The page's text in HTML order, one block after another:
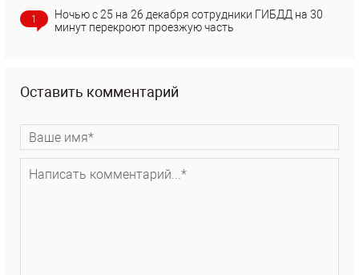
1
Ночью с 25 на 26 декабря сотрудники ГИБДД на 30
минут перекроют проезжую часть
Оставить комментарий